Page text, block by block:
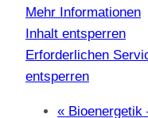
Mehr Informationen
Inhalt entsperren
Erforderlichen
entsperren
« Bioenergetik